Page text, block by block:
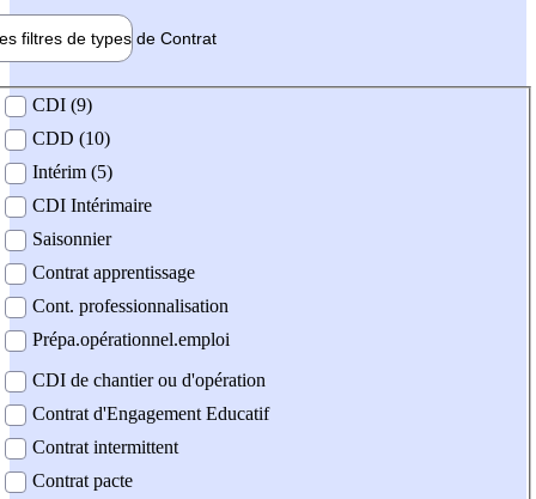
filtres de types de Contrat
contrat
CDI (9)
CDD (10)
Intérim (5)
CDI Intérimaire
Saisonnier
Contrat apprentissage
Cont. professionnalisation
Prépa.opérationnel.emploi
CDI de chantier ou d'opération
Contrat d'Engagement Educatif
Contrat intermittent
Contrat pacte